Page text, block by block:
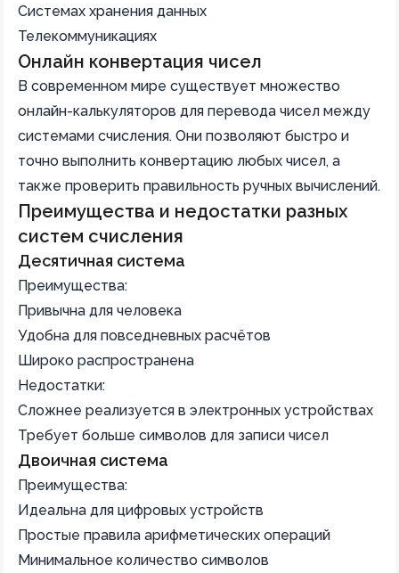
Системах хранения данных
Телекоммуникациях
Онлайн конвертация чисел
В современном мире существует множество
онлайн-калькуляторов для перевода чисел между
системами счисления. Они позволяют быстро и
точно выполнить конвертацию любых чисел, а
также проверить правильность ручных вычислений.
Преимущества и недостатки разных
систем счисления
Десятичная система
Преимущества:
Привычна для человека
Удобна для повседневных расчётов
Широко распространена
Недостатки:
Сложнее реализуется в электронных устройствах
Требует больше символов для записи чисел
Двоичная система
Преимущества:
Идеальна для цифровых устройств
Простые правила арифметических операций
Минимальное количество символов